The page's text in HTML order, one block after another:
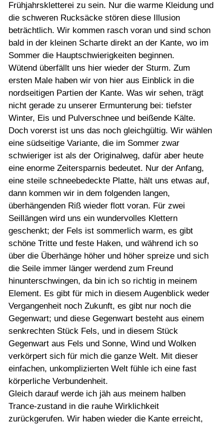
Frühjahrskletterei zu sein. Nur die warme Kleidung und
die schweren Rucksäcke stören diese Illusion
beträchtlich. Wir kommen rasch voran und sind schon
bald in der kleinen Scharte direkt an der Kante, wo im
Sommer die Hauptschwierigkeiten beginnen.
Wütend überfällt uns hier wieder der Sturm. Zum
ersten Male haben wir von hier aus Einblick in die
nordseitigen Partien der Kante. Was wir sehen, trägt
nicht gerade zu unserer Ermunterung bei: tiefster
Winter, Eis und Pulverschnee und beißende Kälte.
Doch vorerst ist uns das noch gleichgültig. Wir wählen
eine südseitige Variante, die im Sommer zwar
schwieriger ist als der Originalweg, dafür aber heute
eine enorme Zeitersparnis bedeutet. Nur der Anfang,
eine steile schneebedeckte Platte, hält uns etwas auf,
dann kommen wir in dem folgenden langen,
überhängenden Riß wieder flott voran. Für zwei
Seillängen wird uns ein wundervolles Klettern
geschenkt; der Fels ist sommerlich warm, es gibt
schöne Tritte und feste Haken, und während ich so
über die Überhänge höher und höher spreize und sich
die Seile immer länger werdend zum Freund
hinunterschwingen, da bin ich so richtig in meinem
Element. Es gibt für mich in diesem Augenblick weder
Vergangenheit noch Zukunft, es gibt nur noch die
Gegenwart; und diese Gegenwart besteht aus einem
senkrechten Stück Fels, und in diesem Stück
Gegenwart aus Fels und Sonne, Wind und Wolken
verkörpert sich für mich die ganze Welt. Mit dieser
einfachen, unkomplizierten Welt fühle ich eine fast
körperliche Verbundenheit.
Gleich darauf werde ich jäh aus meinem halben
Trance-zustand in die rauhe Wirklichkeit
zurückgerufen. Wir haben wieder die Kante erreicht,